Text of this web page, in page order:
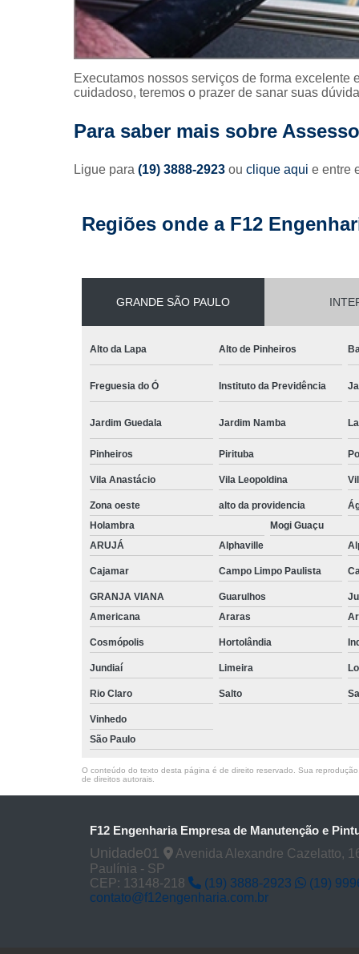
Executamos nossos serviços de forma
cuidadoso, teremos o prazer de sanar suas
Para saber mais sobre
Ligue para (19) 3888-2923 ou clique aqui e entre
Regiões onde a F12
GRANDE SÃO PAULO
Alto da Lapa Alto de Pinheiros
Freguesia do Ó Instituto da Previdência
Jardim Guedala Jardim Namba
Pinheiros Pirituba
Vila Anastácio Vila Leopoldina
Zona oeste alto da providencia
Holambra
Mogi Guaçu
ARUJÁ
Alphaville
Cajamar Campo Limpo Paulista
GRANJA VIANA Guarulhos
Americana
Araras
Cosmópolis Hortolândia
Jundiaí Limeira
Rio Claro Salto
Vinhedo
São Paulo
O conteúdo do texto desta página é de direito reservado. Sua
de direitos autorais.
F12 Engenharia Empresa de Manutenção e
Unidade01
Avenida Alexandre Cazelatto,
Paulínia - SP
CEP: 13148-218
(19) 3888-2923
(19)
contato@f12engenharia.com.br